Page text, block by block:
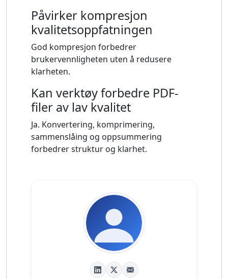
Påvirker kompresjon
kvalitetsoppfatningen
God kompresjon forbedrer
brukervennligheten uten å redusere
klarheten.
Kan verktøy forbedre PDF-
filer av lav kvalitet
Ja. Konvertering, komprimering,
sammenslåing og oppsummering
forbedrer struktur og klarhet.